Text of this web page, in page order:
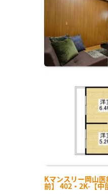
Kマンスリー岡山
前】 402・2K-【